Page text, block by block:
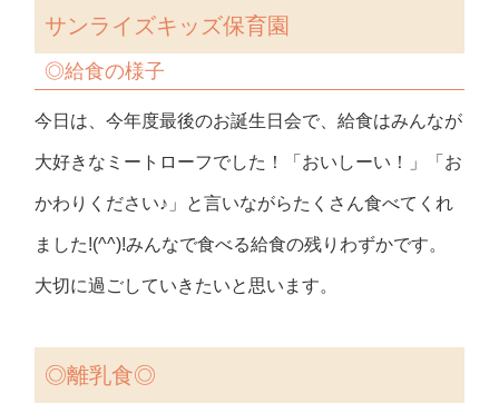
サンライズキッズ保育園
◎給食の様子
今日は、今年度最後のお誕生日会で、給食はみんなが
大好きなミートローフでした！「おいしーい！」「お
かわりください♪」と言いながらたくさん食べてくれ
ました!(^^)!みんなで食べる給食の残りわずかです。
大切に過ごしていきたいと思います。
◎離乳食◎